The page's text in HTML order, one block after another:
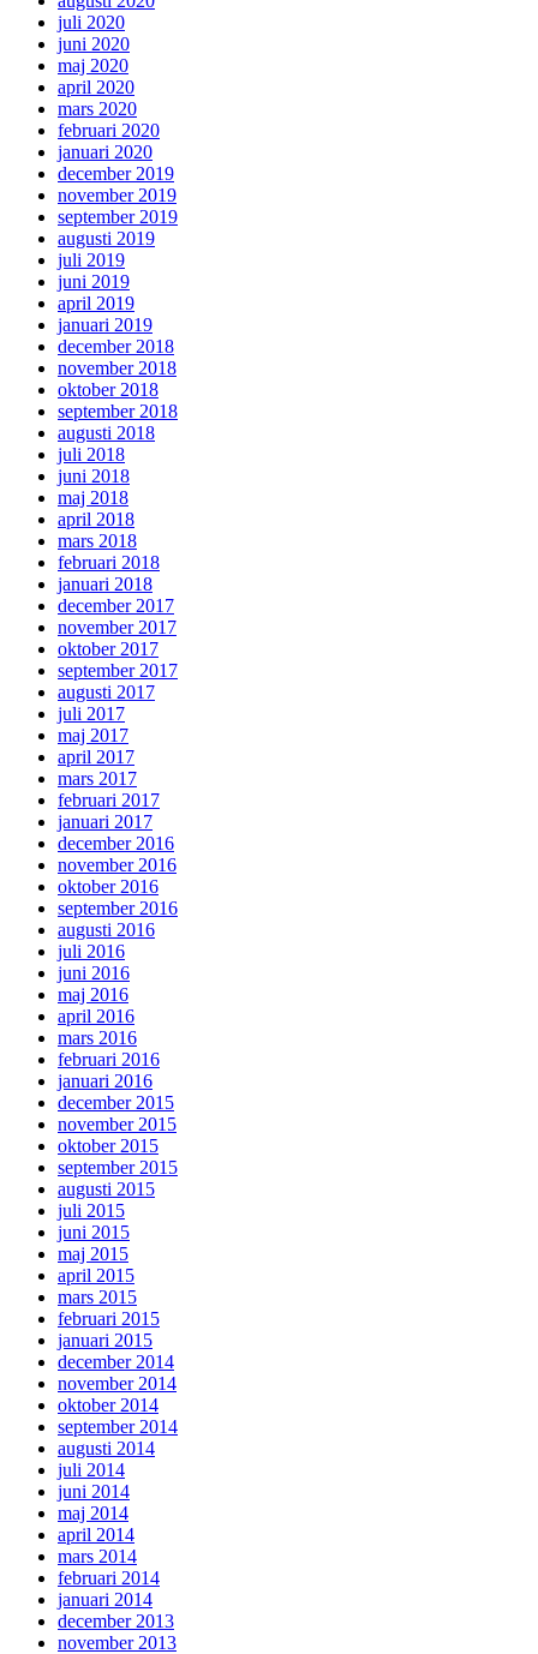
juli 2020
juni 2020
maj 2020
april 2020
mars 2020
februari 2020
januari 2020
december 2019
november 2019
september 2019
augusti 2019
juli 2019
juni 2019
april 2019
januari 2019
december 2018
november 2018
oktober 2018
september 2018
augusti 2018
juli 2018
juni 2018
maj 2018
april 2018
mars 2018
februari 2018
januari 2018
december 2017
november 2017
oktober 2017
september 2017
augusti 2017
juli 2017
maj 2017
april 2017
mars 2017
februari 2017
januari 2017
december 2016
november 2016
oktober 2016
september 2016
augusti 2016
juli 2016
juni 2016
maj 2016
april 2016
mars 2016
februari 2016
januari 2016
december 2015
november 2015
oktober 2015
september 2015
augusti 2015
juli 2015
juni 2015
maj 2015
april 2015
mars 2015
februari 2015
januari 2015
december 2014
november 2014
oktober 2014
september 2014
augusti 2014
juli 2014
juni 2014
maj 2014
april 2014
mars 2014
februari 2014
januari 2014
december 2013
november 2013